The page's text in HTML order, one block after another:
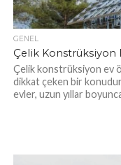
GENEL
Çelik Konstrüksiyon
Çelik konstrüksiyon ev
dikkat çeken bir
evler, uzun yıllar